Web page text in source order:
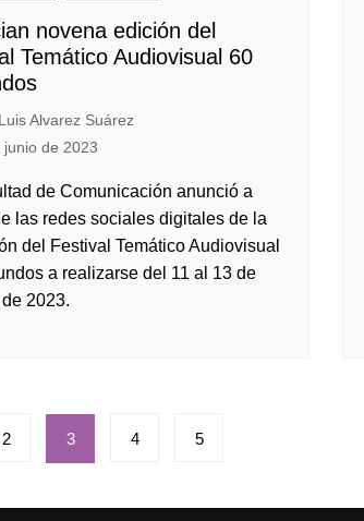
novena edición del
Temático Audiovisual 60
Alvarez Suárez
junio de 2023
de Comunicación anunció a
las redes sociales digitales de la
del Festival Temático Audiovisual
a realizarse del 11 al 13 de
2023.
2 3 4 5